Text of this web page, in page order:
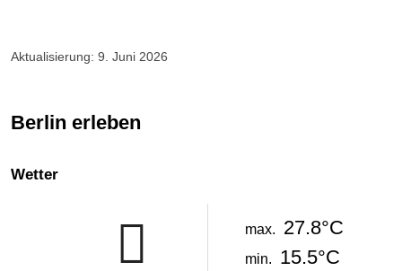
Aktualisierung: 9. Juni 2026
Berlin erleben
Wetter
max. 27.8°C
min. 15.5°C